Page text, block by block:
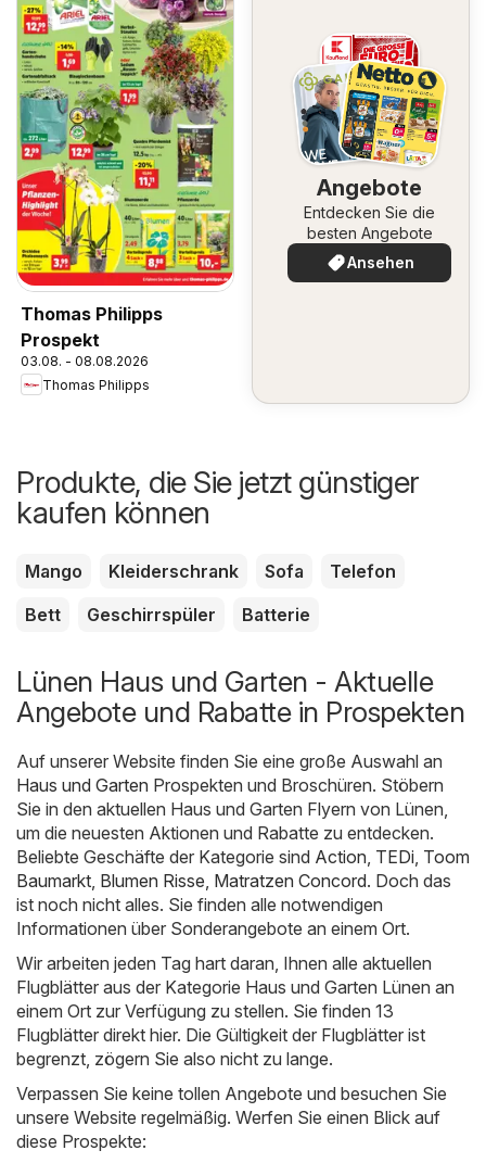
Thomas Philipps
Prospekt
03.08. - 08.08.2026
Thomas Philipps
Angebote
Entdecken Sie die
besten Angebote
Ansehen
Produkte, die Sie jetzt günstiger
kaufen können
Mango Kleiderschrank Sofa
Telefon
Bett
Geschirrspüler Batterie
Lünen Haus und Garten - Aktuelle
Angebote und Rabatte in Prospekten
Auf unserer Website finden Sie eine große Auswahl an
Haus und Garten Prospekten und Broschüren. Stöbern
Sie in den aktuellen Haus und Garten Flyern von Lünen,
um die neuesten Aktionen und Rabatte zu entdecken.
Beliebte Geschäfte der Kategorie sind Action, TEDi, Toom
Baumarkt, Blumen Risse, Matratzen Concord. Doch das
ist noch nicht alles. Sie finden alle notwendigen
Informationen über Sonderangebote an einem Ort.
Wir arbeiten jeden Tag hart daran, Ihnen alle aktuellen
Flugblätter aus der Kategorie Haus und Garten Lünen an
einem Ort zur Verfügung zu stellen. Sie finden 13
Flugblätter direkt hier. Die Gültigkeit der Flugblätter ist
begrenzt, zögern Sie also nicht zu lange.
Verpassen Sie keine tollen Angebote und besuchen Sie
unsere Website regelmäßig. Werfen Sie einen Blick auf
diese Prospekte: